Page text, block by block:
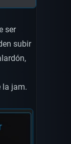
ser
subir
la jam.